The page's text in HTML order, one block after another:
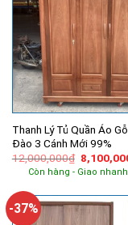
Thanh Lý Tủ Quần Áo
Đào 3 Cánh Mới 99%
12,000,000₫ Giá
gốc
là:
Còn hàng - Giao nhanh
-37%